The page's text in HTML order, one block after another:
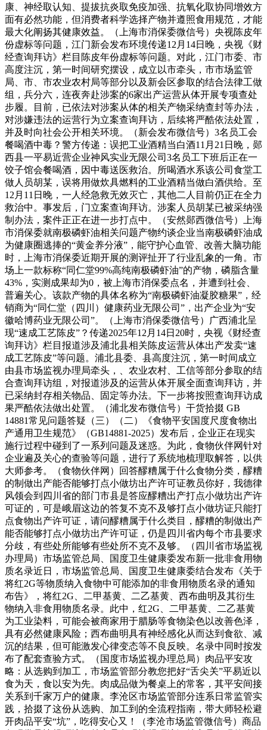
康、神经取认知、提拔抗炎取免疫加强、抗氧化取协同增效方
面有必然功能，但消费者科学选择产物并遵照食用规范，才能
最大化阐扬其健康效益。（上海市消保委微信号）央视陈皮年
份虚标等问题，江门新会发布环境传递12月14日晚，央视《财
经查询拜访》栏目陈皮年份虚标等问题。对此，江门市委、市
高度注沉，第一时间研究摆设，成立以市牵头，市市场监管
局、市、市农业农村局等部分以及新会区参取的结合法律工做
组，兵分六，连夜奔赴涉案的6家出产运营从体开展专项查处
步履。目前，已依法对涉案从体的相关产物采纳查封等办法，
对涉嫌违法的运营行为立案查询拜访，后续将严酷依法处置，
并及时向社会公开相关环境。（新会发布微信号）3名员工会
餐喝酒中毒？警方传递：误把工业酒精当白酒11月21日晚，郧
西县一平易近营企业神风实业无限公司3名员工下班后正在一
饺子馆会餐喝酒，因中毒送医救治。所喝酒水系该公司食堂工
做人员胡某，误将用做炊具燃料的工业酒精当做白酒供给。至
12月11日晚，一人经急救无效灭亡，其他二人目前仍正在全力
救治中。事发后，门立案查询拜访。涉案人员胡某已被采纳强
制办法，案件正正在进一步打点中。（安然郧西微信号）上海
市消保委就南极磷虾油相关问题产物约谈企业当南极磷虾油成
为健康圈逃捧的“黄金养分液”，能守护心血管、改善大脑功能
时，上海市消保委近期开展的测评扯开了行业乱象的一角。市
场上一款标称“同仁堂99%高纯南极磷虾油”的产物，磷脂含量
43%，实测成果却为0，被上海市消保委点名，并遭到社会、
普遍关心。该款产物的具体名称为“南极磷虾油凝胶糖果”，经
销商为“同仁堂（四川）健康药业无限公司”，出产企业为“安
徽哈博药业无限公司”。（上海市消保委微信号）广西浦北呈
现“速成工艺陈皮”？传递2025年12月14日20时，央视《财经查
询拜访》栏目报道涉及浦北县相关陈皮运营从体出产发卖“速
成工艺陈皮”等问题。浦北县委、县高度注沉，第一时间成立
由县市场监视办理局牵头，、农业农村、工信等部分参取的结
合查询拜访组，对报道涉及的运营从体开展全面查询拜访，并
已采纳封存相关物品、固定等办法。下一步将按照查询拜访成
果严酷依法做出处置。（浦北发布微信号）干货拾掇 GB
14881常见问题答疑（三）（二）《食物平安国度尺度食物出
产通用卫生规范》（GB14881-2025）发布后，企业正在现实
施行过程中碰到了一系列问题及迷惑。为此，食物伙伴网针对
企业遍及关心的查验等问题，进行了系统地梳理取解答，以供
大师参考。（食物伙伴网）回答醪糟属于什么食物分类，醪糟
的制做出产能否能够打点小做坊出产许可证教员你好，我德律
风领会到四川省的部门市县是答应醪糟出产打点小做坊出产许
可证的，可是峨眉这边的答复不克不及够打点小做坊证只能打
点食物出产许可证，请问醪糟属于什么类目，醪糟的制做出产
能否能够打点小做坊出产许可证，仍是四川省内每个市县要求
分歧，有些处所能够有些处所不克不及够。（四川省市场监视
办理局）市场监管总局、国度卫生健康委发布新一批非食用物
质名录近日，市场监管总局、国度卫生健康委结合发布《关于
将红2G等物质纳入食物中可能添加的非食用物质名录的通知
布告》，将红2G、二甲基黄、二乙基黄、西布曲明及其衍生
物纳入非食用物质名录。此中，红2G、二甲基黄、二乙基黄
为工业染料，可能会被商家用于腊肠等食物染色以改善色泽，
具有必然健康风险；西布曲明具有神经感化从而达到食欲、减
沉的结果，但可能激发心律变态等不良反映。名录中同时按发
布了配套查验方式。（国度市场监视办理总局）肉品平安攻
略：从选购到加工，市场监管部分教您把好“舌尖关”平易近以
食为天，食以安为先。肉成品做为餐桌上的常客，其平安间接
关系到千家万户的健康。李沧区市场监管部分连系日常监管实
践，拾掇了这份从选购、加工到的全流程指南，带大师轻松避
开肉品平安“坑”，吃得安心又！（李沧市场监管微信号）商品